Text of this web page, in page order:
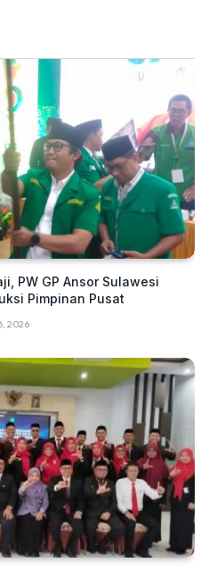
PW GP Ansor Sulawesi
Pimpinan Pusat
2026